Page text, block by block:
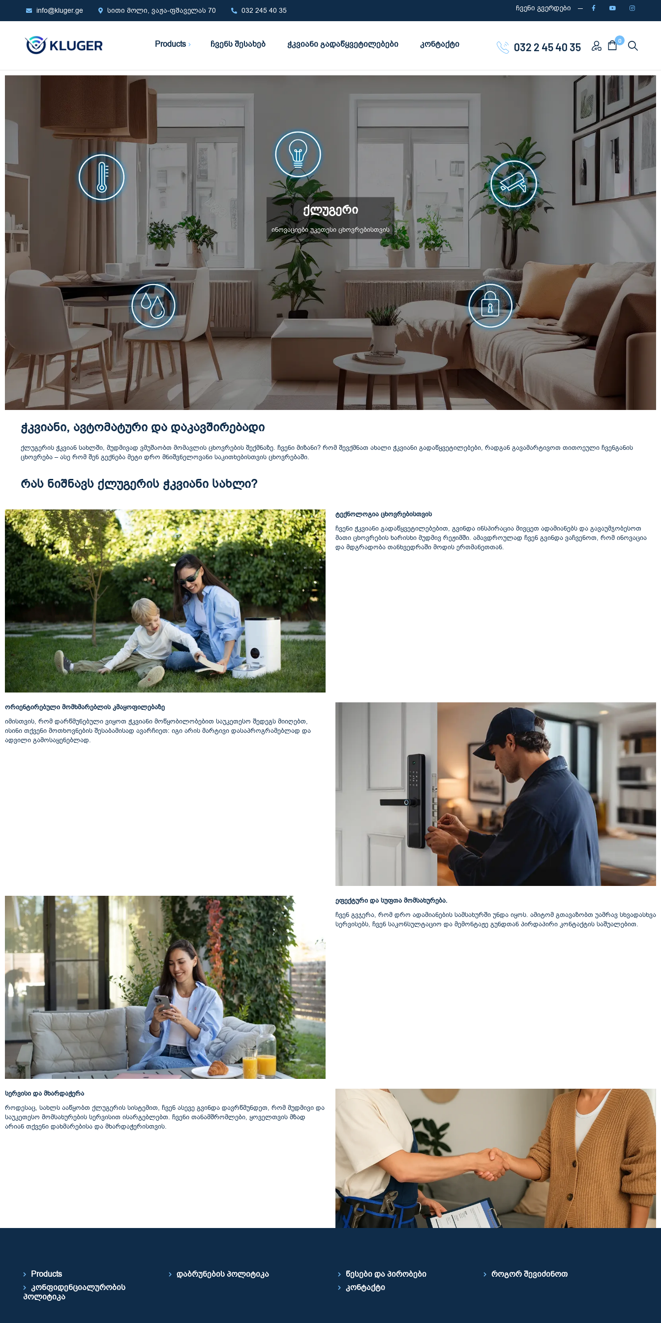
info@kluger.ge სითი მოლი, ვაჟა-ფშაველას 70 032 245 40 35 ჩვენი გვერდები
Products ჩვენს შესახებ ჭკვიანი გადაწყვეტილებები კონტაქტი 032 2 45 40 35 0
ქლუგერი
ინოვაციები უკეთესი ცხოვრებისთვის
ჭკვიანი, ავტომატური და დაკავშირებადი
ქლუგერის ჭკვიან სახლში, მუდმივად ვმუშაობთ მომავლის ცხოვრების შექმნაზე. ჩვენი მიზანი? რომ შევქმნათ ახალი ჭკვიანი გადაწყვეტილებები, რადგან გავამარტივოთ თითოეული ჩვენგანის
ცხოვრება – ასე რომ შენ გექნება მეტი დრო მნიშვნელოვანი საკითხებისთვის ცხოვრებაში.
რას ნიშნავს ქლუგერის ჭკვიანი სახლი?
ტექნოლოგია ცხოვრებისთვის
ჩვენი ჭკვიანი გადაწყვეტილებებით, გვინდა ინსპირაცია მივცეთ ადამიანებს და გავაუმჯობესოთ
მათი ცხოვრების ხარისხი მუდმივ რეჟიმში. ამავდროულად ჩვენ გვინდა ვაჩვენოთ, რომ ინოვაცია
და მდგრადობა თანხვედრაში მოდის ერთმანეთთან.
ორიენტირებული მომხმარებლის კმაყოფილებაზე
იმისთვის, რომ დარწმუნებული ვიყოთ ჭკვიანი მოწყობილობებით საუკეთესო შედეგს მიიღებთ,
ისინი თქვენი მოთხოვნების შესაბამისად ავარჩიეთ: იგი არის მარტივი დასაპროგრამებლად და
ადვილი გამოსაყენებლად.
ეფექტური და სუფთა მომსახურება.
ჩვენ გვჯერა, რომ დრო ადამიანების სამსახურში უნდა იყოს. ამიტომ გთავაზობთ უამრავ სხვადასხვა
სერვისებს, ჩვენ საკონსულტაციო და მემონტაჟე გუნდთან პირდაპირი კონტაქტის საშუალებით.
სერვისი და მხარდაჭერა
როდესაც, სახლს ააწყობთ ქლუგერის სისტემით, ჩვენ ასევე გვინდა დავრწმუნდეთ, რომ მუდმივი და
საუკეთესო მომსახურების სერვისით ისარგებლებთ. ჩვენი თანამშრომლები, ყოველთვის მზად
არიან თქვენი დახმარებისა და მხარდაჭერისთვის.
Products
დაბრუნების პოლიტიკა
კონფიდენციალურობის
პოლიტიკა
წესები და პირობები
როგორ შევიძინოთ
კონტაქტი